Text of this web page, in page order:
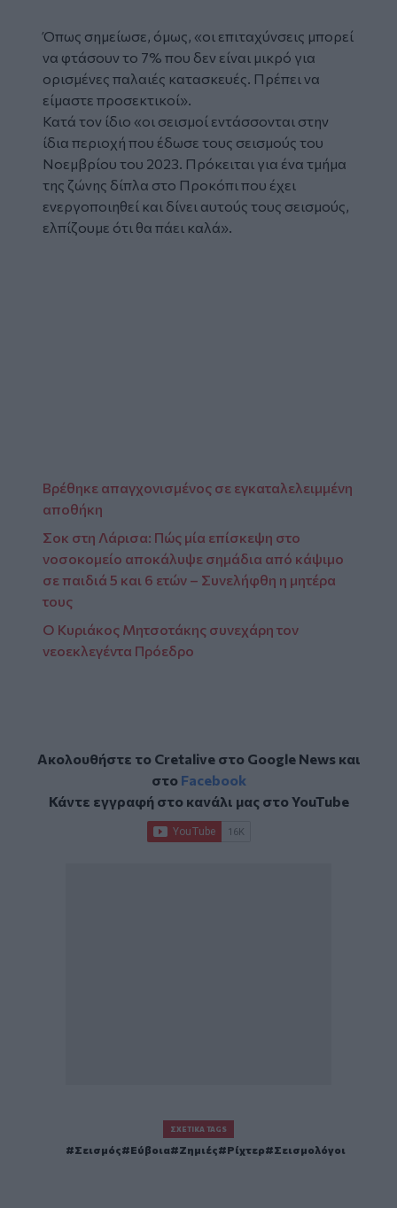
Όπως σημείωσε, όμως, «οι επιταχύνσεις μπορεί
να φτάσουν το 7% που δεν είναι μικρό για
ορισμένες παλαιές κατασκευές. Πρέπει να
είμαστε προσεκτικοί».
Κατά τον ίδιο «οι σεισμοί εντάσσονται στην
ίδια περιοχή που έδωσε τους σεισμούς του
Νοεμβρίου του 2023. Πρόκειται για ένα τμήμα
της ζώνης δίπλα στο Προκόπι που έχει
ενεργοποιηθεί και δίνει αυτούς τους σεισμούς,
ελπίζουμε ότι θα πάει καλά».
Βρέθηκε απαγχονισμένος σε εγκαταλελειμμένη
αποθήκη
Σοκ στη Λάρισα: Πώς μία επίσκεψη στο
νοσοκομείο αποκάλυψε σημάδια από κάψιμο
σε παιδιά 5 και 6 ετών – Συνελήφθη η μητέρα
τους
Ο Κυριάκος Μητσοτάκης συνεχάρη τον
νεοεκλεγέντα Πρόεδρο
Ακολουθήστε το Cretalive στο Google Newsκαι
στο Facebook
Κάντε εγγραφή στο κανάλι μας στοYouTube
ΣΧΕΤΙΚΆ TAGS
Σεισμός Εύβοια Ζημιές Ρίχτερ Σεισμολόγοι